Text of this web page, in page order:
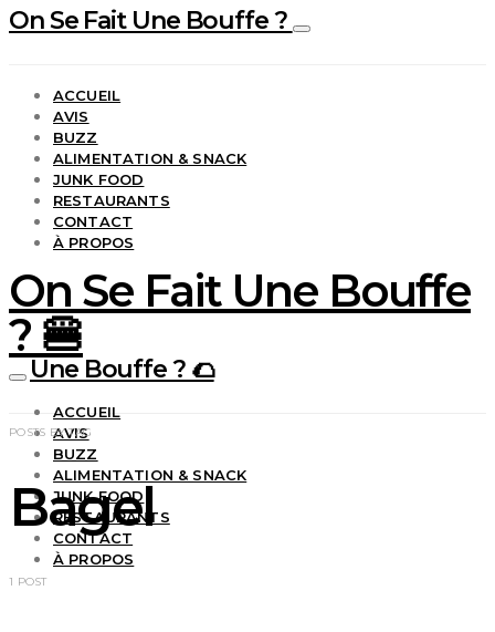
On Se Fait Une Bouffe ?
ACCUEIL
AVIS
BUZZ
ALIMENTATION & SNACK
JUNK FOOD
RESTAURANTS
CONTACT
À PROPOS
On Se Fait Une Bouffe
? 🍔
Une Bouffe ? 🌮
ACCUEIL
AVIS
BUZZ
ALIMENTATION & SNACK
JUNK FOOD
RESTAURANTS
CONTACT
À PROPOS
POSTS BY TAG
Bagel
1 POST